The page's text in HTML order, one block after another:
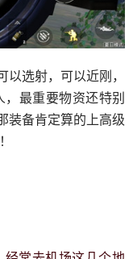
选射，可以近刚，
最重要物资还特别
装备肯定算的上高级